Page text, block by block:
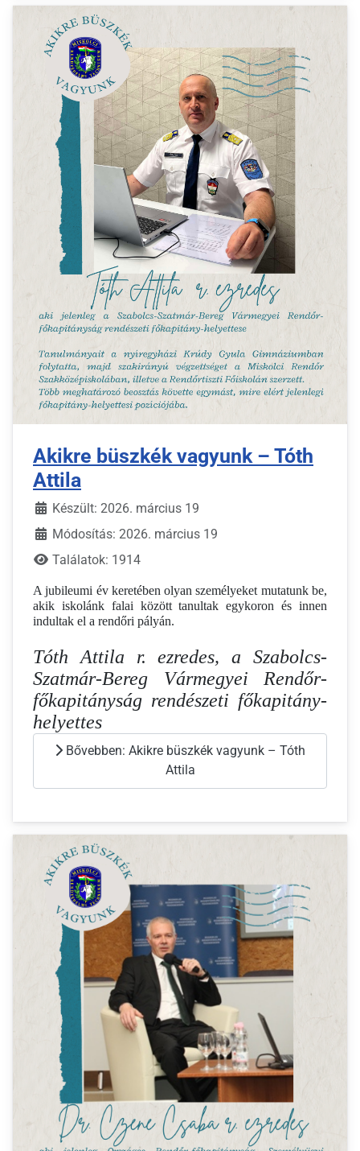
Akikre büszkék vagyunk – Tóth
Attila
Készült: 2026. március 19
Módosítás: 2026. március 19
Találatok: 1914
A jubileumi év keretében olyan személyeket mutatunk be,
akik iskolánk falai között tanultak egykoron és innen
indultak el a rendőri pályán.
Tóth Attila r. ezredes, a Szabolcs-
Szatmár-Bereg Vármegyei Rendőr-
főkapitányság rendészeti főkapitány-
helyettes
Bővebben: Akikre büszkék vagyunk – Tóth
Attila